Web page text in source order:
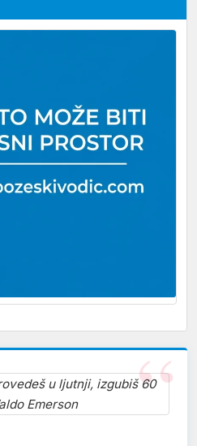
u ljutnji, izgubiš 60
Emerson